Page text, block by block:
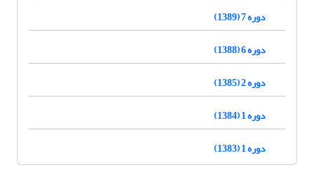
دوره 7 (1389)
دوره 6 (1388)
دوره 2 (1385)
دوره 1 (1384)
دوره 1 (1383)